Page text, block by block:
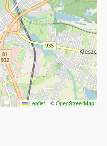
Leaflet | © OpenStreetMap